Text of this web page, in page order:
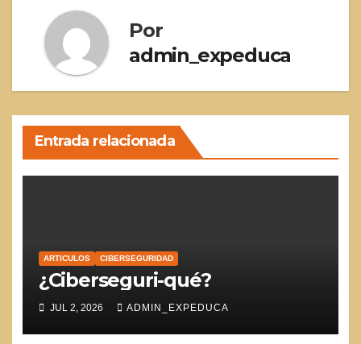
Por
admin_expeduca
Entrada relacionada
ARTICULOS CIBERSEGURIDAD
¿Ciberseguri-qué?
JUL 2, 2026 ADMIN_EXPEDUCA